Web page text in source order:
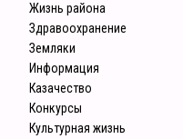
Жизнь района
Здравоохранение
Земляки
Информация
Казачество
Конкурcы
Культурная жизнь